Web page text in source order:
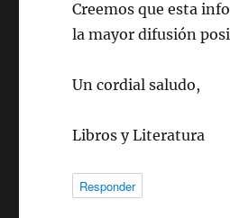
Creemos que esta
la mayor difusión
Un cordial saludo,
Libros y Literatura
Responder